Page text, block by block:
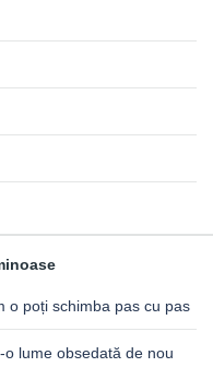
o poți schimba pas cu pas
lume obsedată de nou